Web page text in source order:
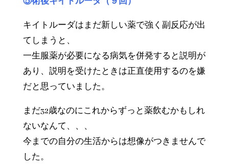
キイトルーダはまだ新しい薬で強く副反応が出
てしまうと、
一生服薬が必要になる病気を併発すると説明が
あり、説明を受けたときは正直使用するのを嫌
だと思っていました。
まだ32歳なのにこれからずっと薬飲むかもしれ
ないなんて、、、
今までの自分の生活からは想像がつきませんで
した。